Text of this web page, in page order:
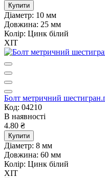
Купити
Діаметр: 10 мм
Довжина: 25 мм
Колір: Цинк білий
ХІТ
Болт метричний
Код: 04210
В наявності
4.80 ₴
Купити
Діаметр: 8 мм
Довжина: 60 мм
Колір: Цинк білий
ХІТ